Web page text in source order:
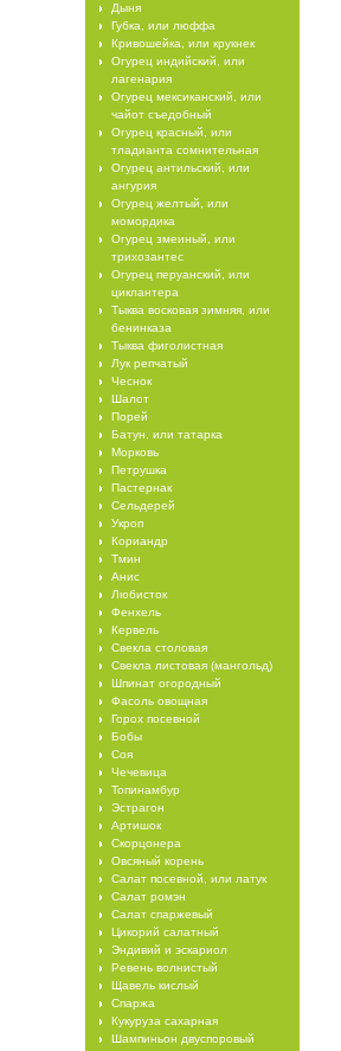
Дыня
Губка, или люффа
Кривошейка, или крукнек
Огурец индийский, или
лагенария
Огурец мексиканский, или
чайот съедобный
Огурец красный, или
тладианта сомнительная
Огурец антильский, или
ангурия
Огурец желтый, или
момордика
Огурец змеиный, или
трихозантес
Огурец перуанский, или
циклантера
Тыква восковая зимняя, или
бенинказа
Тыква фиголистная
Лук репчатый
Чеснок
Шалот
Порей
Батун, или татарка
Морковь
Петрушка
Пастернак
Сельдерей
Укроп
Кориандр
Тмин
Анис
Любисток
Фенхель
Кервель
Свекла столовая
Свекла листовая (мангольд)
Шпинат огородный
Фасоль овощная
Горох посевной
Бобы
Соя
Чечевица
Топинамбур
Эстрагон
Артишок
Скорцонера
Овсяный корень
Салат посевной, или латук
Салат ромэн
Салат спаржевый
Цикорий салатный
Эндивий и эскариол
Ревень волнистый
Щавель кислый
Спаржа
Кукуруза сахарная
Шампиньон двуспоровый